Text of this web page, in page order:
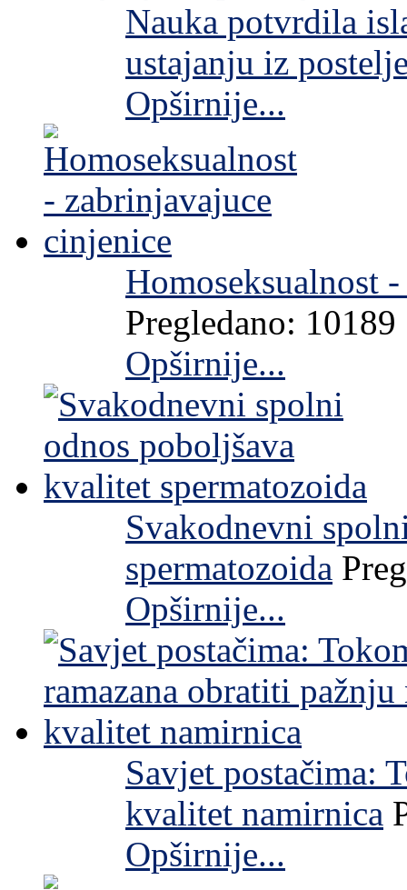
Nauka potvrdila
ustajanju iz
Opširnije...
Homoseksualnost
Pregledano: 10189
Opširnije...
Svakodnevni
spermatozoida
Opširnije...
Savjet postačima:
kvalitet namirnica
Opširnije...